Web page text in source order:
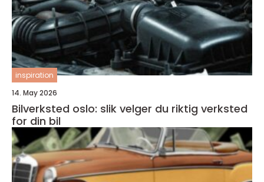
inspiration
14. May 2026
Bilverksted oslo: slik velger du riktig verksted
for din bil